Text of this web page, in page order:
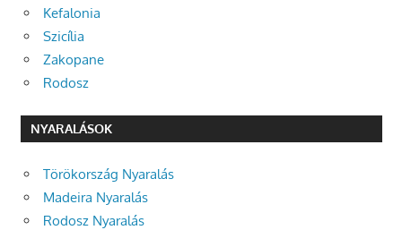
Kefalonia
Szicília
Zakopane
Rodosz
NYARALÁSOK
Törökország Nyaralás
Madeira Nyaralás
Rodosz Nyaralás